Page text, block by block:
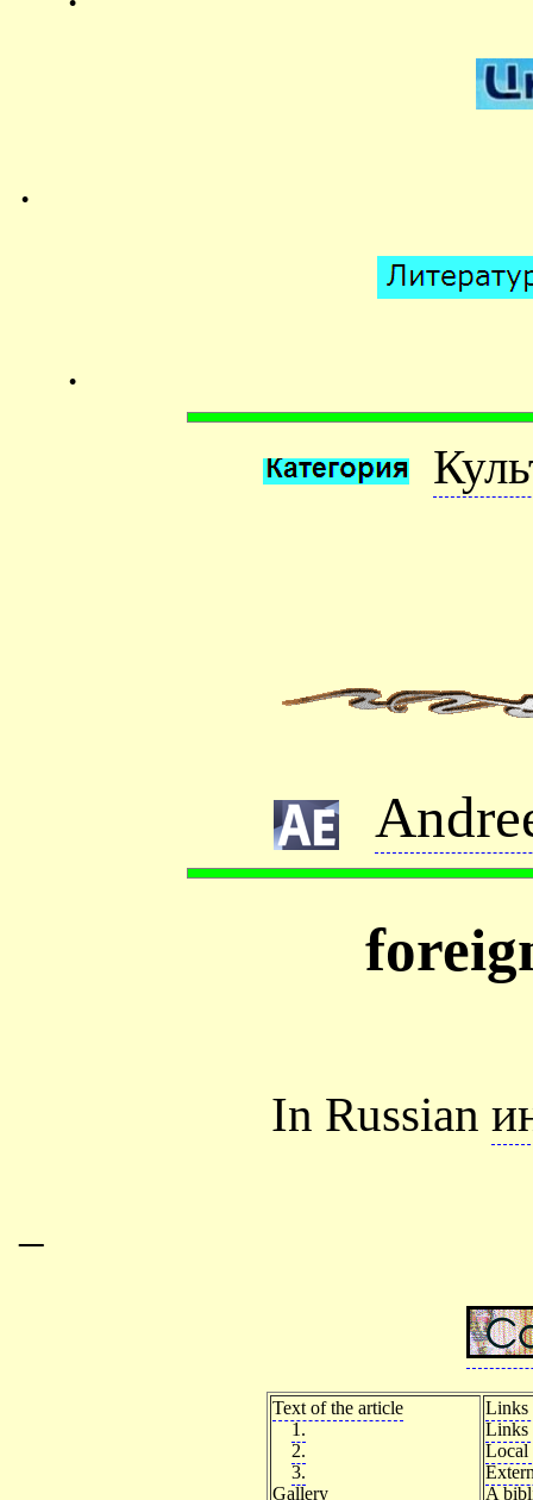
.
.
In Russian
–
Text of the article
1.
2.
3.
Gallery
Links
Links
Local
A